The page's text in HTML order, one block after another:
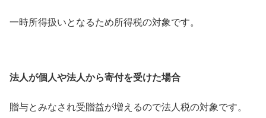
一時所得扱いとなるため所得税の対象です。
法人が個人や法人から寄付を受けた場合
贈与とみなされ受贈益が増えるので法人税の対象です。